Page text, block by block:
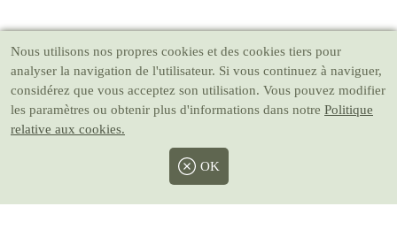
Nous utilisons nos propres cookies et des cookies tiers pour
analyser la navigation de l'utilisateur. Si vous continuez à naviguer,
considérez que vous acceptez son utilisation. Vous pouvez modifier
les paramètres ou obtenir plus d'informations dans notre Politique
relative aux cookies.
OK